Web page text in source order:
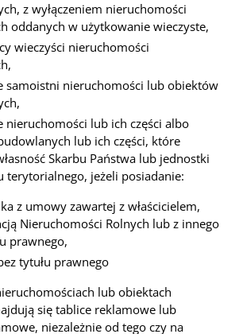
z wyłączeniem nieruchomości
oddanych w użytkowanie wieczyste,
wieczyści nieruchomości
samoistni nieruchomości lub obiektów
nieruchomości lub ich części albo
lub ich części, które
Skarbu Państwa lub jednostki
terytorialnego, jeżeli posiadanie:
z umowy zawartej z właścicielem,
Nieruchomości Rolnych lub z innego
prawnego,
tytułu prawnego
lub obiektach
się tablice reklamowe lub
niezależnie od tego czy na